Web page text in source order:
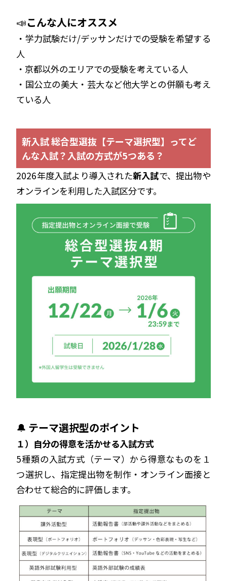
📣こんな人にオススメ
・学力試験だけ/デッサンだけでの受験を希望する
人
・京都以外のエリアでの受験を考えている人
・国公立の美大・芸大など他大学との併願も考え
ている人
新入試 総合型選抜【テーマ選択型】ってど
んな入試？入試の方式が5つある？
2026年度入試より導入された新入試で、提出物や
オンラインを利用した入試区分です。
🔔 テーマ選択型のポイント
１）自分の得意を活かせる入試方式
5種類の入試方式（テーマ）から得意なものを１
つ選択し、指定提出物を制作・オンライン面接と
合わせて総合的に評価します。